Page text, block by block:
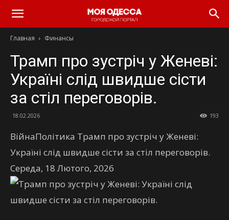
Моя
Одесса
Главная Финансы
Трамп про зустріч у Женеві:
Україні слід швидше сісти
за стіл переговорів.
18.02.2026 193
ВійнаПолітика Трамп про зустріч у Женеві:
Україні слід швидше сісти за стіл переговорів.
Середа, 18 Лютого, 2026